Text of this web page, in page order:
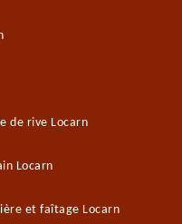
de rive Locarn
Locarn
et faîtage Locarn